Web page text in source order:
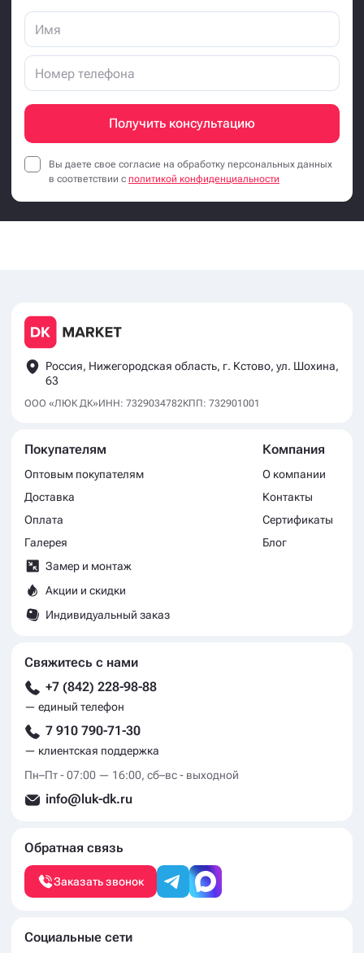
Получить консультацию
Вы даете свое согласие на обработку персональных данных
в соответствии с политикой конфиденциальности
Россия, Нижегородская область, г. Кстово, ул. Шохина,
63
ООО «ЛЮК ДК»ИНН: 7329034782КПП: 732901001
Покупателям
Оптовым покупателям
Доставка
Оплата
Галерея
Замер и монтаж
Акции и скидки
Индивидуальный заказ
Компания
О компании
Контакты
Сертификаты
Блог
Свяжитесь с нами
+7 (842) 228-98-88
— единый телефон
7 910 790-71-30
— клиентская поддержка
Пн–Пт - 07:00 — 16:00, сб–вс - выходной
info@luk-dk.ru
Обратная связь
Заказать звонок
Социальные сети